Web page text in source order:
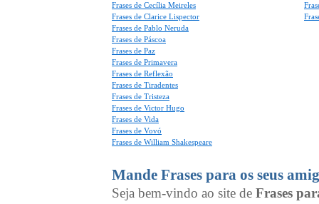
Frases de Cecília Meireles
Frases de Clarice Lispector
Frases de Pablo Neruda
Frases de Páscoa
Frases de Paz
Frases de Primavera
Frases de Reflexão
Frases de Tiradentes
Frases de Tristeza
Frases de Victor Hugo
Frases de Vida
Frases de Vovó
Frases de William Shakespeare
Mande Frases para os seus
Seja bem-vindo ao site de Frases